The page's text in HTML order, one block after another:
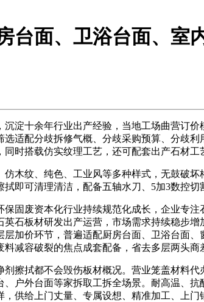
台面、卫浴台面、室
十余年行业出产经验，当地工场曲营订价
选适配分歧拆修气概、分歧采购预算、分歧
时搭载仿实纹理工艺，还可配套出产石材工
纹、纯色、工业风等多种样式，无鼓破坏
拭即可清理清洁，配备五轴水刀、5加3数控
废资本化行业持续规范化成长，企业专注
英石板材研发出产运营，市场需求持续稳步
层加价环节，普遍适配厨房台面、卫浴台面
减容破裂的焦点成套配备，省去多层两头商
拭都不会毁伤板材概况。营业笼盖材料代
、户外台面等家拆取工拆全场景。耐高温、
，供给上门丈量、专属设想、精准加工、上